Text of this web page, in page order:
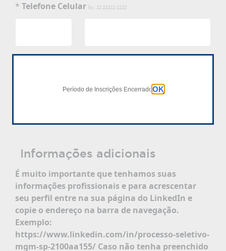
* Telefone Celular Ex.: 22 22222-2222
Informações adicionais
É muito importante que tenhamos suas
informações profissionais e para acrescentar
seu perfil entre na sua página do LinkedIn e
copie o endereço na barra de navegação.
Exemplo:
https://www.linkedin.com/in/processo-seletivo-
mgm-sp-2100aa155/ Caso não tenha preenchido
Período de Inscrições Encerrado OK